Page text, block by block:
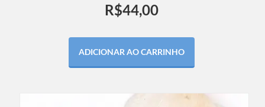
R$44,00
ADICIONAR AO CARRINHO